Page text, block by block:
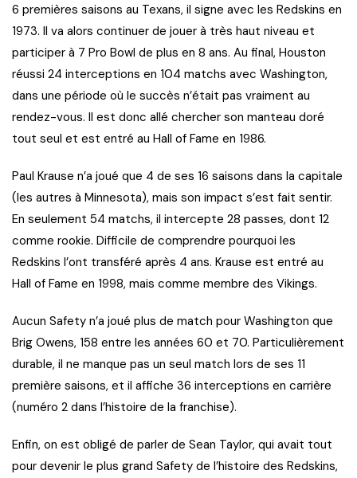
6 premières saisons au Texans, il signe avec les Redskins en
1973. Il va alors continuer de jouer à très haut niveau et
participer à 7 Pro Bowl de plus en 8 ans. Au final, Houston
réussi 24 interceptions en 104 matchs avec Washington,
dans une période où le succès n’était pas vraiment au
rendez-vous. Il est donc allé chercher son manteau doré
tout seul et est entré au Hall of Fame en 1986.
Paul Krause n’a joué que 4 de ses 16 saisons dans la capitale
(les autres à Minnesota), mais son impact s’est fait sentir.
En seulement 54 matchs, il intercepte 28 passes, dont 12
comme rookie. Difficile de comprendre pourquoi les
Redskins l’ont transféré après 4 ans. Krause est entré au
Hall of Fame en 1998, mais comme membre des Vikings.
Aucun Safety n’a joué plus de match pour Washington que
Brig Owens, 158 entre les années 60 et 70. Particulièrement
durable, il ne manque pas un seul match lors de ses 11
première saisons, et il affiche 36 interceptions en carrière
(numéro 2 dans l’histoire de la franchise).
Enfin, on est obligé de parler de Sean Taylor, qui avait tout
pour devenir le plus grand Safety de l’histoire des Redskins,